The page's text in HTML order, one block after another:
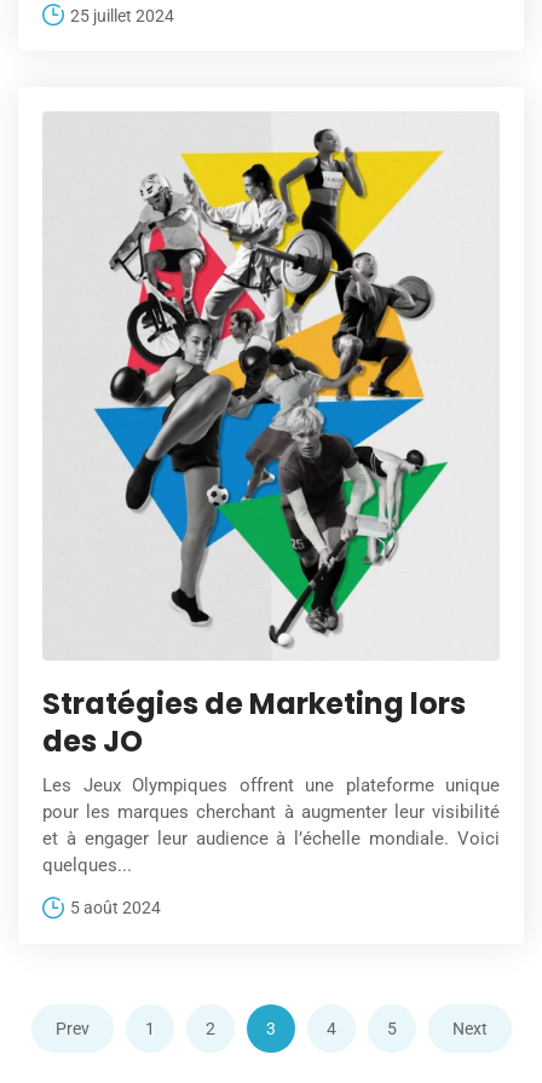
25 juillet 2024
Stratégies de Marketing lors
des JO
Les Jeux Olympiques offrent une plateforme unique
pour les marques cherchant à augmenter leur visibilité
et à engager leur audience à l’échelle mondiale. Voici
quelques...
5 août 2024
Prev 1 2 3 4 5 Next